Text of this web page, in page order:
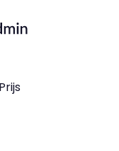
Prijs